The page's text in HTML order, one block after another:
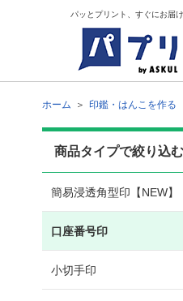
パッとプリント、すぐにお届け
ホーム 印鑑・はんこを作る
商品タイプで絞り込む
簡易浸透角型印【NEW】
口座番号印
小切手印